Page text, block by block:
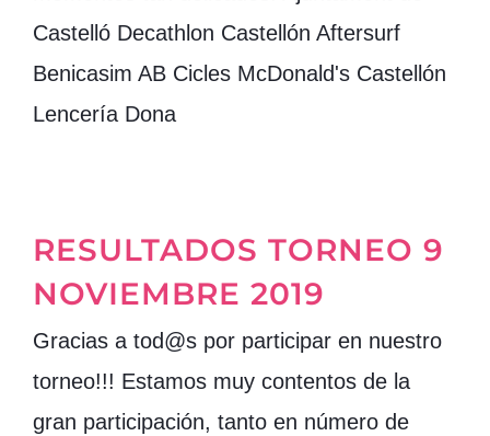
Castelló Decathlon Castellón Aftersurf
Benicasim AB Cicles McDonald's Castellón
Lencería Dona
RESULTADOS TORNEO 9
NOVIEMBRE 2019
Gracias a tod@s por participar en nuestro
torneo!!! Estamos muy contentos de la
gran participación, tanto en número de